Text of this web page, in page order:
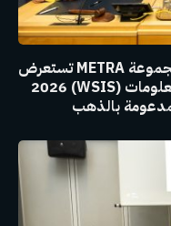
من ترسيخ القيمة إلى الثقة الرقمية: مجموعة METRA تستعرض
في منتدى القمة العالمية لمجتمع المعلومات (WSIS) 2026
بالذهب